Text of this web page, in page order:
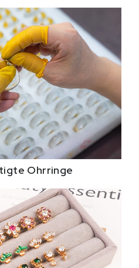
sowohl für
angepasst werden &
Ohrringe